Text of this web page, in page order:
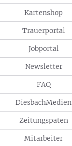
Kartenshop
Trauerportal
Jobportal
Newsletter
FAQ
DiesbachMedien
Zeitungspaten
Mitarbeiter